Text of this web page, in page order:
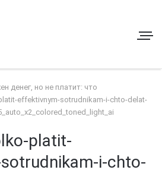
денег, но не платит: что
effektivnym-sotrudnikam-i-chto-delat-
platit-
i-chto-